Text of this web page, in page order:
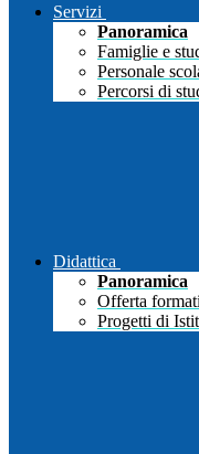
Servizi
Panoramica
Famiglie e
Personale
Percorsi di
Didattica
Panoramica
Offerta
Progetti di